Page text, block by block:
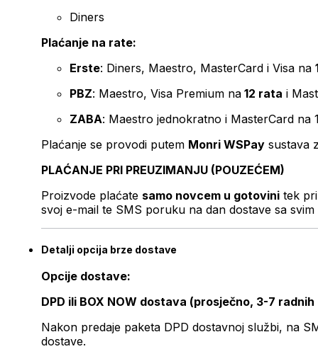
Diners
Plaćanje na rate:
Erste: Diners, Maestro, MasterCard i Visa na
PBZ: Maestro, Visa Premium na 12 rata i
ZABA: Maestro jednokratno i MasterCard na
Plaćanje se provodi putem Monri WSPay sustava
PLAĆANJE PRI PREUZIMANJU (POUZEĆEM)
Proizvode plaćate samo novcem u gotovini tek
svoj e-mail te SMS poruku na dan dostave sa svim
Detalji opcija brze dostave
Opcije dostave:
DPD ili BOX NOW dostava (prosječno, 3-7 radnih
Nakon predaje paketa DPD dostavnoj službi, na
dostave.